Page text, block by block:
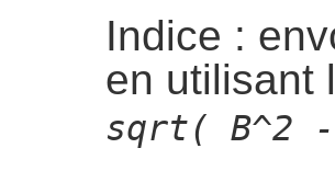
Indice :
en utilisant
sqrt( B^2